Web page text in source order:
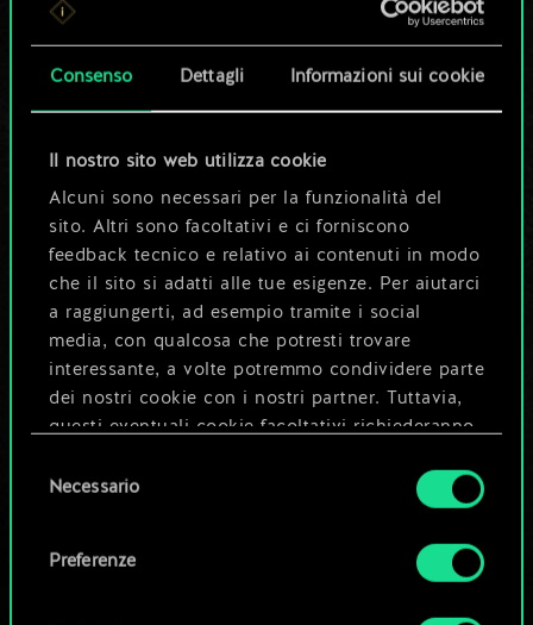
Consenso Dettagli Informazioni sui cookie
Il nostro sito web utilizza cookie
Alcuni sono necessari per la funzionalità del
sito. Altri sono facoltativi e ci forniscono
feedback tecnico e relativo ai contenuti in modo
che il sito si adatti alle tue esigenze. Per aiutarci
a raggiungerti, ad esempio tramite i social
media, con qualcosa che potresti trovare
interessante, a volte potremmo condividere parte
dei nostri cookie con i nostri partner. Tuttavia,
questi eventuali cookie facoltativi richiederanno
Tutti i dettagli su come utilizziamo i cookie e su
disponibili nel menu "Impostazioni" qui sotto.
delNecessario
Preferenze
condiviso.
molto altro!
Dai un nome al mazzo e crea una
guida
Modifica mazzo